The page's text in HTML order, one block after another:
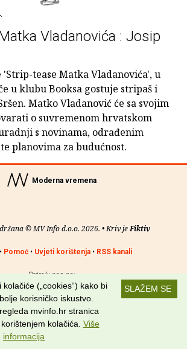
Vladanovića : Josip
tease Matka Vladanovića', u
u klubu Booksa gostuje stripaš i
Matko Vladanović će sa svojim
o suvremenom hrvatskom
s novinama, odrađenim
planovima za budućnost.
Moderna vremena
© MV Info d.o.o. 2026. • Kriv jeFiktiv
Pomoć• Uvjeti korištenja• RSS kanali
Potraži nas na:
SLAŽEM SE
(„cookies“) kako bi
korisničko iskustvo.
mvinfo.hr stranica
kolačića. Više
informacija